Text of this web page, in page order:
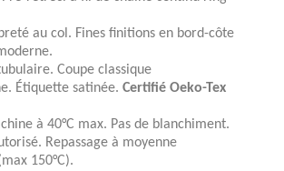
au col. Fines finitions en bord-côte
Coupe classique
Étiquette satinée. Certifié Oeko-Tex
à 40°C max. Pas de blanchiment.
Repassage à moyenne
150°C).